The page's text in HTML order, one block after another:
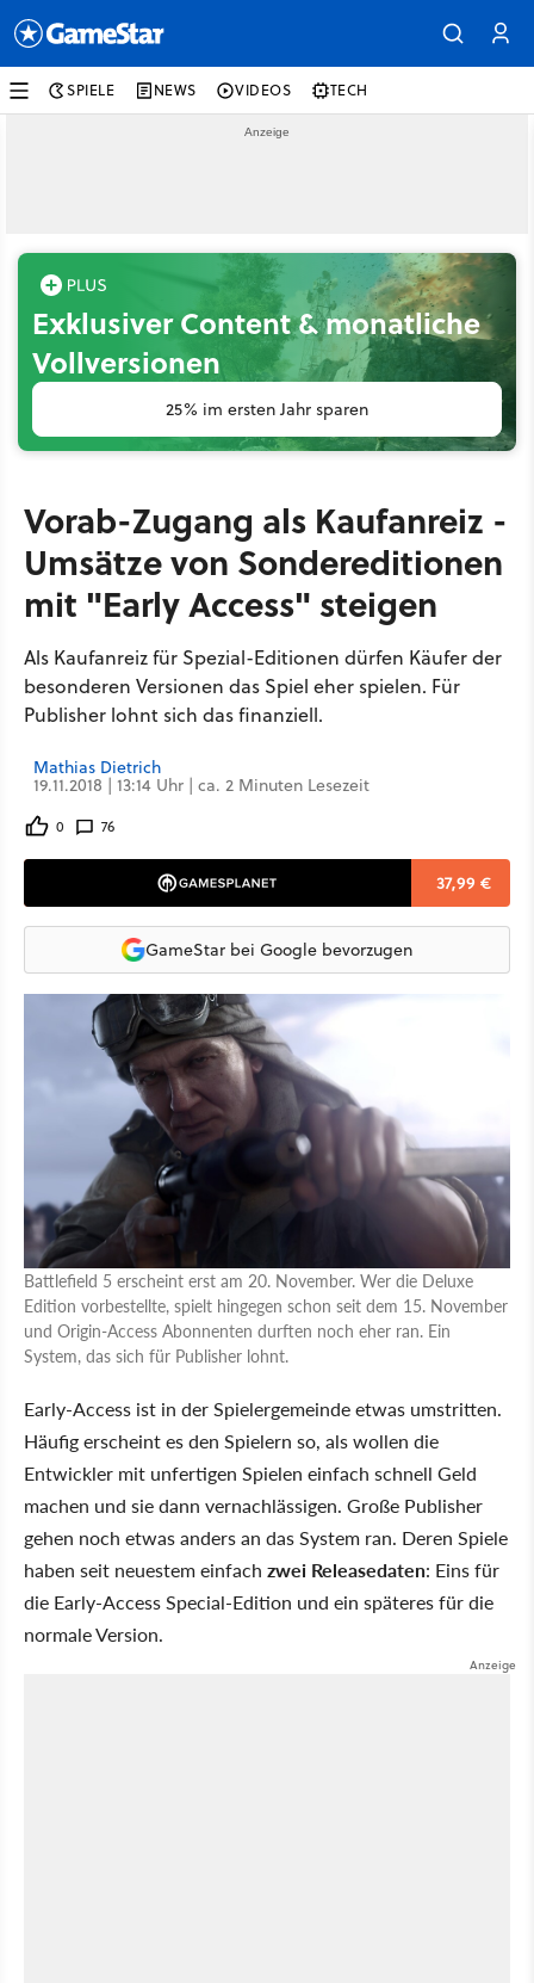
SPIELE NEWS VIDEOS TECH
Exklusiver Content & monatliche
Vollversionen
25% im ersten Jahr sparen
Vorab-Zugang als Kaufanreiz -
Umsätze von Sondereditionen
mit "Early Access" steigen
Als Kaufanreiz für Spezial-Editionen dürfen Käufer der
besonderen Versionen das Spiel eher spielen. Für
Publisher lohnt sich das finanziell.
Mathias Dietrich
19.11.2018 | 13:14 Uhr | ca. 2 Minuten Lesezeit
0 76
37,99 €
GameStar bei Google bevorzugen
Battlefield 5 erscheint erst am 20. November. Wer die Deluxe
Edition vorbestellte, spielt hingegen schon seit dem 15. November
und Origin-Access Abonnenten durften noch eher ran. Ein
System, das sich für Publisher lohnt.
Early-Access ist in der Spielergemeinde etwas umstritten.
Häufig erscheint es den Spielern so, als wollen die
Entwickler mit unfertigen Spielen einfach schnell Geld
machen und sie dann vernachlässigen. Große Publisher
gehen noch etwas anders an das System ran. Deren Spiele
haben seit neuestem einfach zwei Releasedaten: Eins für
die Early-Access Special-Edition und ein späteres für die
normale Version.